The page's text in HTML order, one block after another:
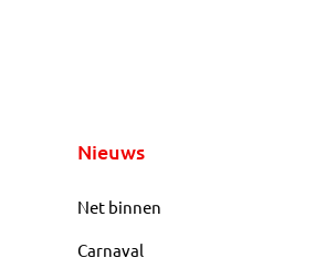
Nieuws
Net binnen
Carnaval